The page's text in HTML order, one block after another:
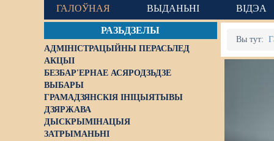
ГАЛОЎНАЯ ВЫДАНЬНІ ВІДЭА
РАЗЬДЗЕЛЫ
АДМІНІСТРАЦЫЙНЫ ПЕРАСЬЛЕД
АКЦЫІ
БЕЗБАР'ЕРНАЕ АСЯРОДЗЬДЗЕ
ВЫБАРЫ
ГРАМАДЗЯНСКІЯ ІНІЦЫЯТЫВЫ
ДЗЯРЖАВА
ДЫСКРЫМІНАЦЫЯ
ЗАТРЫМАНЬНІ
Вы тут: